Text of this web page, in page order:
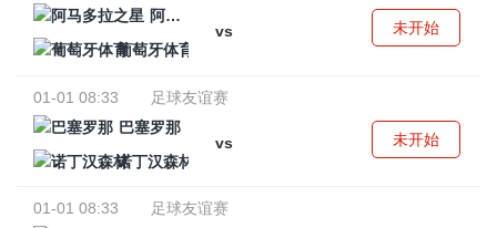
阿马多拉之星
vs
葡萄牙体育
未开始
01-01 08:33
足球友谊赛
巴塞罗那
vs
诺丁汉森林
未开始
01-01 08:33
足球友谊赛